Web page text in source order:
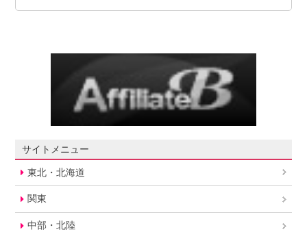
サイトメニュー
東北・北海道
関東
中部・北陸